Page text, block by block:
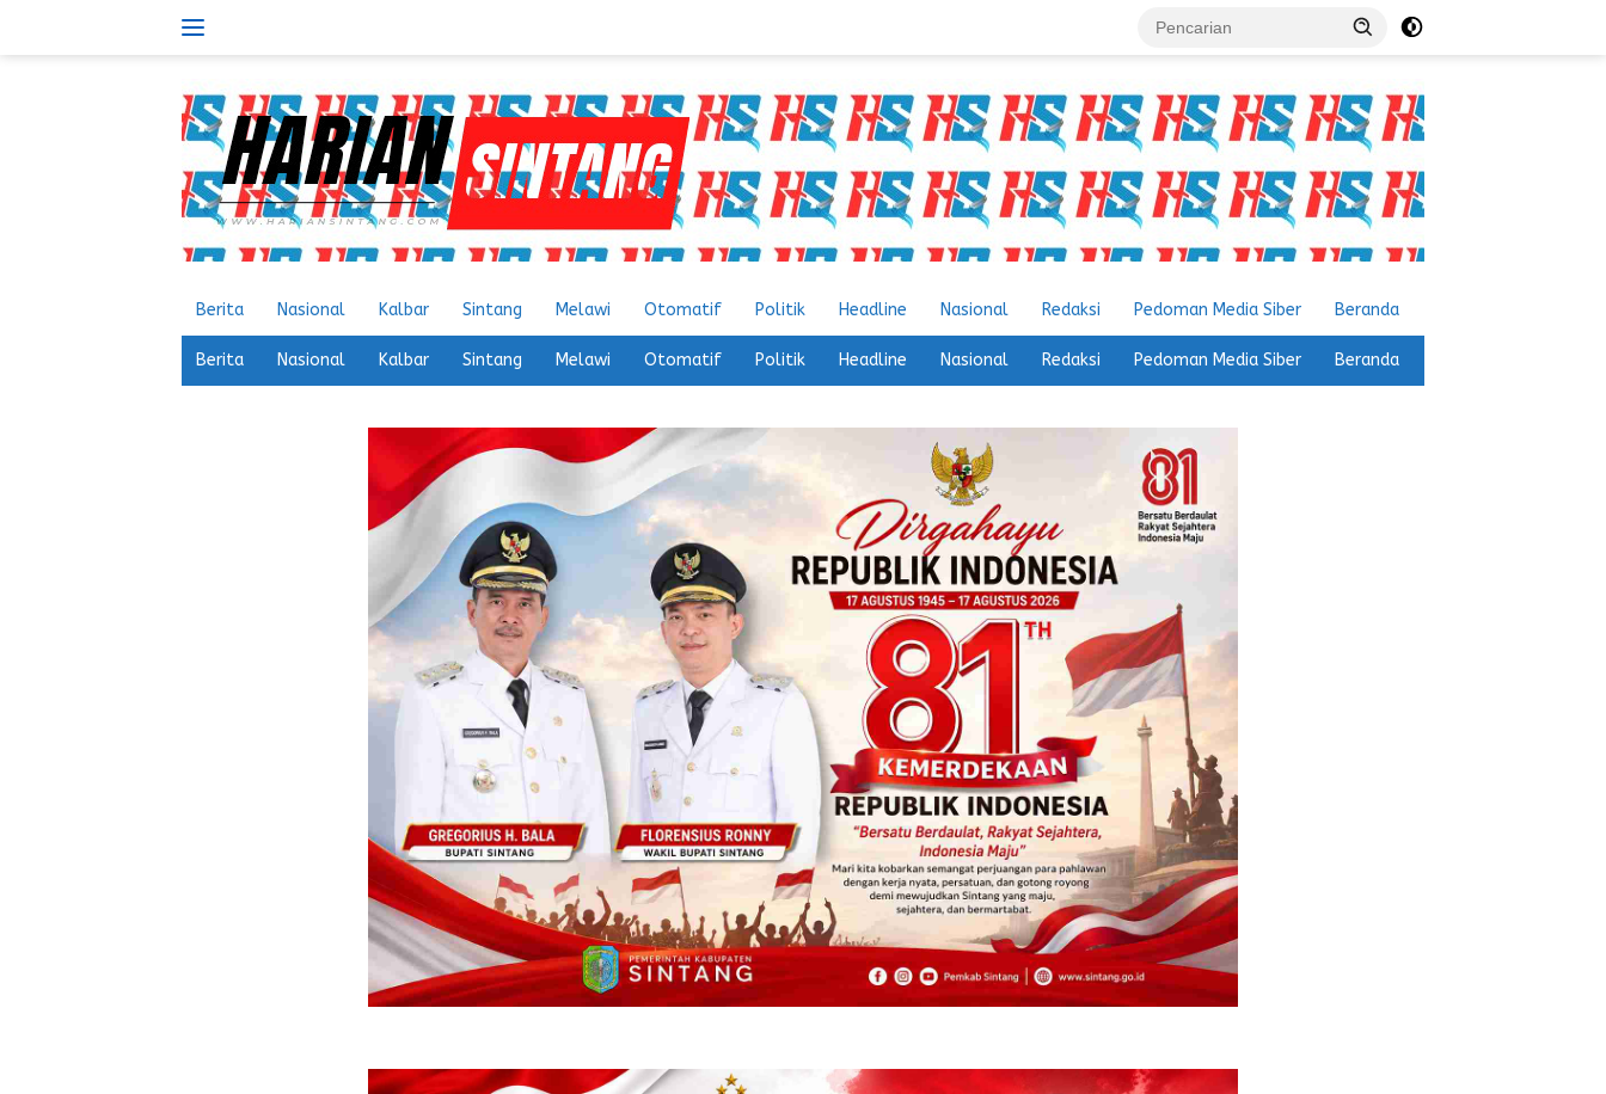
Berita Nasional Kalbar Sintang Melawi Otomatif Politik Headline Nasional Redaksi Pedoman Media Siber Beranda
Berita Nasional Kalbar Sintang Melawi Otomatif Politik Headline Nasional Redaksi Pedoman Media Siber Beranda